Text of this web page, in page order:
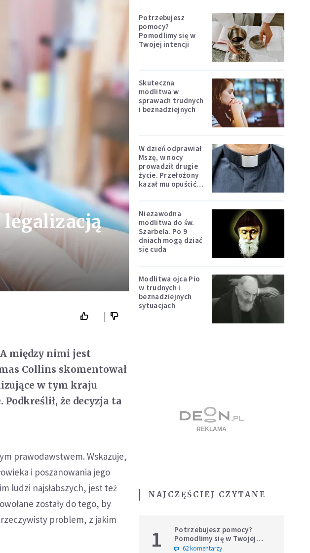
legalizacją
między nimi jest
Collins skomentował
w tym kraju
że decyzja ta
prawodawstwem. Wskazuje,
i poszanowania jego
ludzi najsłabszych, jest też
zostały do tego, by
problem, z jakim
Potrzebujesz
pomocy?
Pomodlimy się w
Twojej intencji
Skuteczna
modlitwa w
sprawach trudnych
i beznadziejnych
W dzień odprawiał
Mszę, w nocy
prowadził drugie
życie. Przełożony
kazał mu opuścić
Niezawodna
modlitwa do św.
Szarbela. Po 9
dniach mogą dziać
się cuda
Modlitwa ojca Pio
w trudnych i
beznadziejnych
sytuacjach
NAJCZĘŚCIEJ CZYTANE
1
Potrzebujesz pomocy?
Pomodlimy się w Twojej
intencji
62 komentarzy